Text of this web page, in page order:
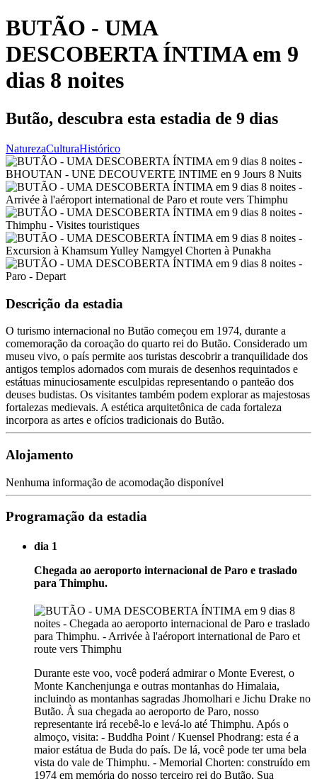
BUTÃO - UMA
DESCOBERTA ÍNTIMA em 9
dias 8 noites
Butão, descubra esta estadia de 9 dias
NaturezaCulturaHistórico
Descrição da estadia
O turismo internacional no Butão começou em 1974, durante a
comemoração da coroação do quarto rei do Butão. Considerado um
museu vivo, o país permite aos turistas descobrir a tranquilidade dos
antigos templos adornados com murais de desenhos requintados e
estátuas minuciosamente esculpidas representando o panteão dos
deuses budistas. Os visitantes também podem explorar as majestosas
fortalezas medievais. A estética arquitetônica de cada fortaleza
incorpora as artes e ofícios tradicionais do Butão.
Alojamento
Nenhuma informação de acomodação disponível
Programação da estadia
dia 1
Chegada ao aeroporto internacional de Paro e traslado
para Thimphu.
Durante este voo, você poderá admirar o Monte Everest, o
Monte Kanchenjunga e outras montanhas do Himalaia,
incluindo as montanhas sagradas Jhomolhari e Jichu Drake no
Butão. À sua chegada ao aeroporto de Paro, nosso
representante irá recebê-lo e levá-lo até Thimphu. Após o
almoço, visita: - Buddha Point / Kuensel Phodrang: esta é a
maior estátua de Buda do país. De lá, você pode ter uma bela
vista do vale de Thimphu. - Memorial Chorten: construído em
1974 em memória do nosso terceiro rei do Butão, Sua